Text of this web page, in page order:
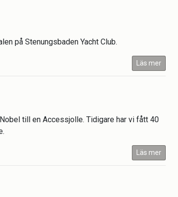
på Stenungsbaden Yacht Club.
Läs mer
till en Accessjolle. Tidigare har vi fått 40
Läs mer